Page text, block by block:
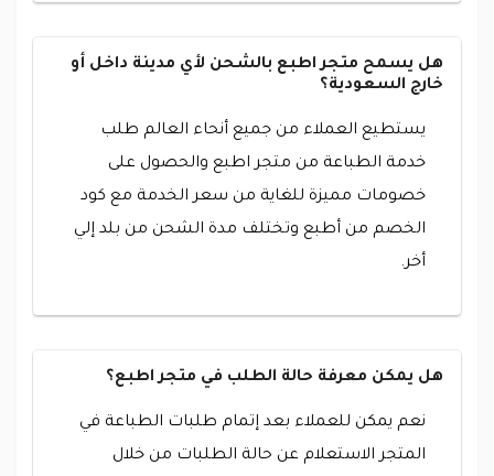
هل يسمح متجر اطبع بالشحن لأي مدينة داخل أو
خارج السعودية؟
يستطيع العملاء من جميع أنحاء العالم طلب
خدمة الطباعة من متجر اطبع والحصول على
خصومات مميزة للغاية من سعر الخدمة مع كود
الخصم من أطبع وتختلف مدة الشحن من بلد إلي
أخر.
هل يمكن معرفة حالة الطلب في متجر اطبع؟
نعم يمكن للعملاء بعد إتمام طلبات الطباعة في
المتجر الاستعلام عن حالة الطلبات من خلال